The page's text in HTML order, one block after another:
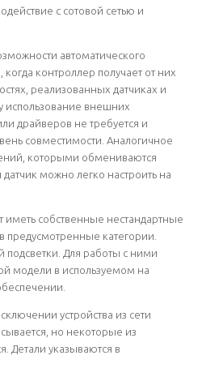
с сотовой сетью и
автоматического
контроллер получает от них
реализованных датчиках и
использование внешних
драйверов не требуется и
совместимости. Аналогичное
которыми обмениваются
можно легко настроить на
иметь собственные нестандартные
предусмотренные категории.
подсветки. Для работы с ними
модели в используемом на
устройства из сети
но некоторые из
Детали указываются в